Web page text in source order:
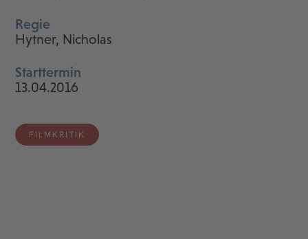
Regie
Hytner, Nicholas
Starttermin
13.04.2016
FILMKRITIK